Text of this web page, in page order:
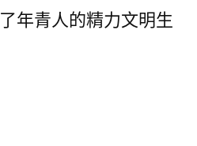
了年青人的精力文明生